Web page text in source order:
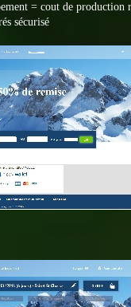
= cout de production
sécurisé